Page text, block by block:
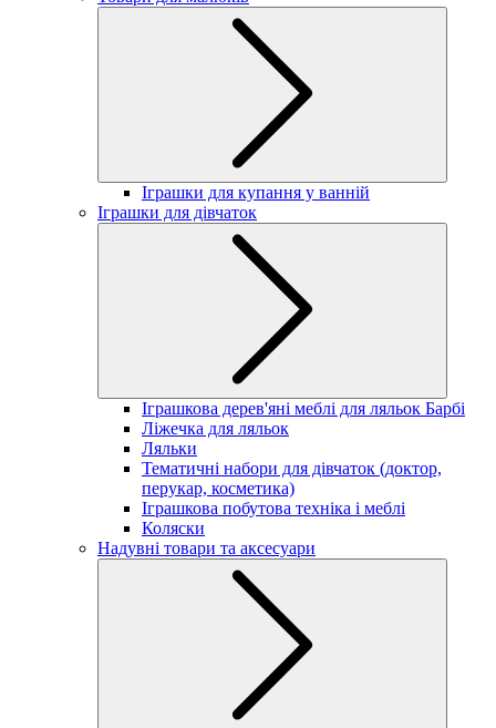
Іграшки для купання у ванній
Іграшки для дівчаток
Іграшкова дерев'яні меблі для ляльок Барбі
Ліжечка для ляльок
Ляльки
Тематичні набори для дівчаток (доктор,
перукар, косметика)
Іграшкова побутова техніка і меблі
Коляски
Надувні товари та аксесуари